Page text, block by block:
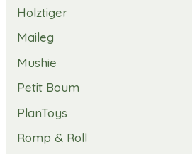
Holztiger
Maileg
Mushie
Petit Boum
PlanToys
Romp & Roll